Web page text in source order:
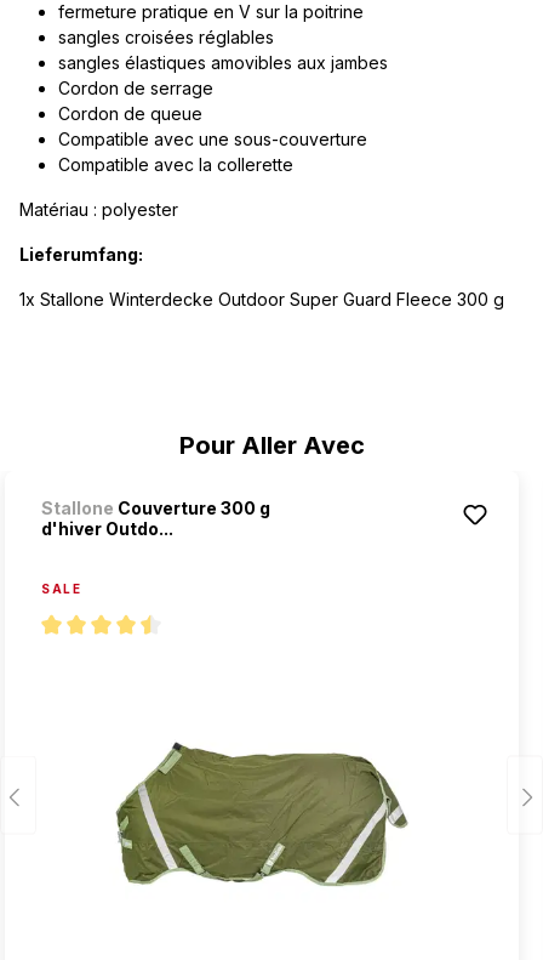
Pour Aller Avec
Stallone Couverture 300 g
d'hiver Outdo...
SALE
fermeture pratique en V sur la poitrine
sangles croisées réglables
sangles élastiques amovibles aux jambes
Cordon de serrage
Cordon de queue
Compatible avec une sous-couverture
Compatible avec la collerette
Matériau : polyester
Lieferumfang:
1x Stallone Winterdecke Outdoor Super Guard Fleece 300 g